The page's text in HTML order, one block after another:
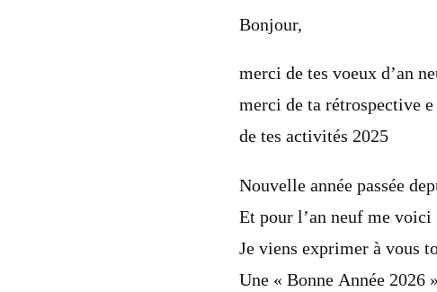
Bonjour,
merci de tes voeux d’an
merci de ta rétrospective e
de tes activités 2025
Nouvelle année passée
Et pour l’an neuf me voici
Je viens exprimer à vous
Une « Bonne Année 2026